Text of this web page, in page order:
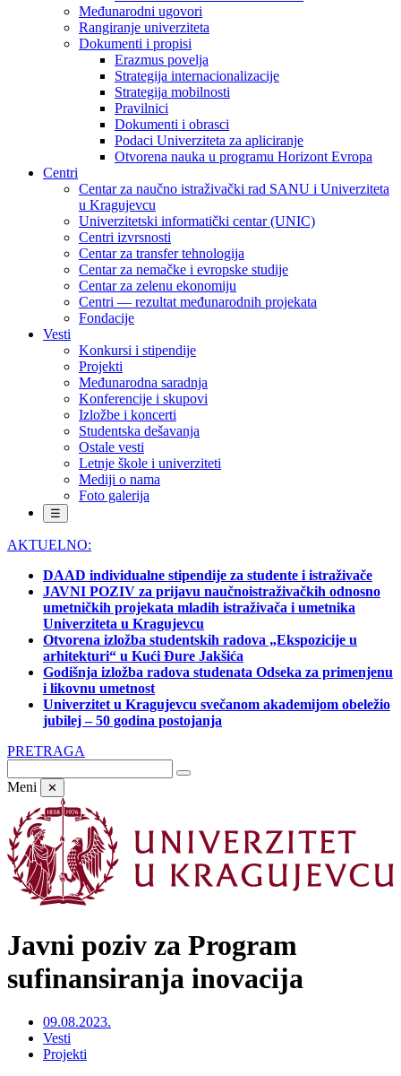
Međunarodni ugovori
Rangiranje univerziteta
Dokumenti i propisi
Erazmus povelja
Strategija internacionalizacije
Strategija mobilnosti
Pravilnici
Dokumenti i obrasci
Podaci Univerziteta za apliciranje
Otvorena nauka u programu Horizont Evropa
Centri
Centar za naučno istraživački rad SANU i Univerziteta
u Kragujevcu
Univerzitetski informatički centar (UNIC)
Centri izvrsnosti
Centar za transfer tehnologija
Centar za nemačke i evropske studije
Centar za zelenu ekonomiju
Centri — rezultat međunarodnih projekata
Fondacije
Vesti
Konkursi i stipendije
Projekti
Međunarodna saradnja
Konferencije i skupovi
Izložbe i koncerti
Studentska dešavanja
Ostale vesti
Letnje škole i univerziteti
Mediji o nama
Foto galerija
☰
AKTUELNO:
DAAD individualne stipendije za studente i istraživače
JAVNI POZIV za prijavu naučnoistraživačkih odnosno
umetničkih projekata mladih istraživača i umetnika
Univerziteta u Kragujevcu
Otvorena izložba studentskih radova „Ekspozicije u
arhitekturi“ u Kući Đure Jakšića
Godišnja izložba radova studenata Odseka za primenjenu
i likovnu umetnost
Univerzitet u Kragujevcu svečanom akademijom obeležio
jubilej – 50 godina postojanja
PRETRAGA
Meni ✕
Javni poziv za Program
sufinansiranja inovacija
09.08.2023.
Vesti
Projekti